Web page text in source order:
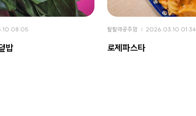
08:05
밥
랄랄라공주맘 2026.03.10 01:34
로제파스타